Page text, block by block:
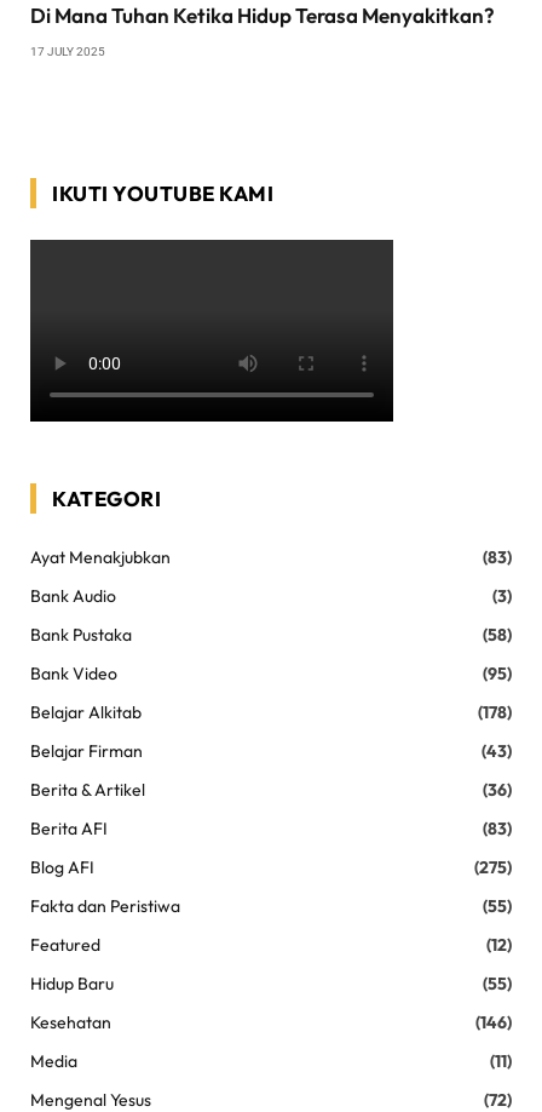
Di Mana Tuhan Ketika Hidup Terasa Menyakitkan?
17 JULY 2025
IKUTI YOUTUBE KAMI
KATEGORI
Ayat Menakjubkan
(83)
Bank Audio
(3)
Bank Pustaka
(58)
Bank Video
(95)
Belajar Alkitab
(178)
Belajar Firman
(43)
Berita & Artikel
(36)
Berita AFI
(83)
Blog AFI
(275)
Fakta dan Peristiwa
(55)
Featured
(12)
Hidup Baru
(55)
Kesehatan
(146)
Media
(11)
Mengenal Yesus
(72)